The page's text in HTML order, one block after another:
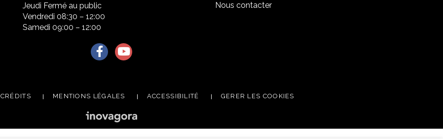
Jeudi Fermé au public
Vendredi 08:30 – 12:00
Samedi 09:00 – 12:00
Nous contacter
Lien vers le compte Facebook
Lien vers la chaîne Youtube
CRÉDITS MENTIONS LÉGALES ACCESSIBILITÉ GERER LES COOKIES